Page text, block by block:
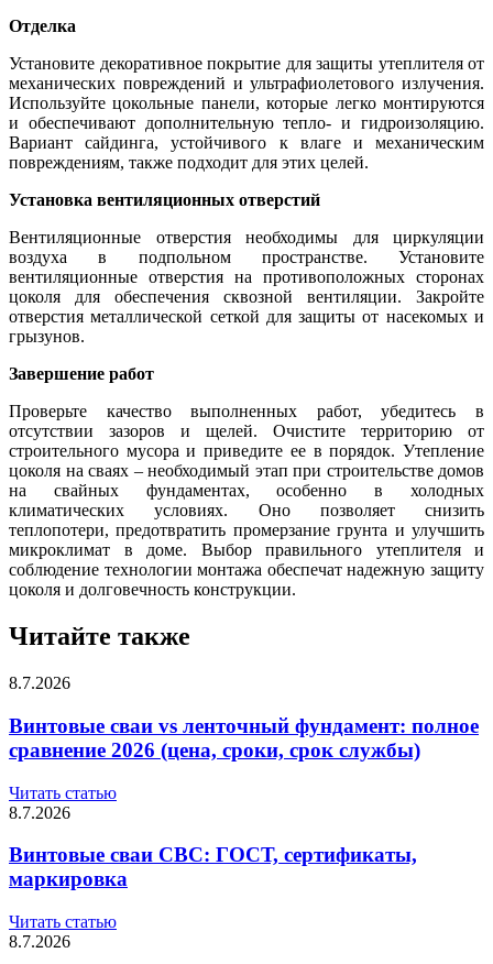
Отделка
Установите декоративное покрытие для защиты утеплителя от
механических повреждений и ультрафиолетового излучения.
Используйте цокольные панели, которые легко монтируются
и обеспечивают дополнительную тепло- и гидроизоляцию.
Вариант сайдинга, устойчивого к влаге и механическим
повреждениям, также подходит для этих целей.
Установка вентиляционных отверстий
Вентиляционные отверстия необходимы для циркуляции
воздуха в подпольном пространстве. Установите
вентиляционные отверстия на противоположных сторонах
цоколя для обеспечения сквозной вентиляции. Закройте
отверстия металлической сеткой для защиты от насекомых и
грызунов.
Завершение работ
Проверьте качество выполненных работ, убедитесь в
отсутствии зазоров и щелей. Очистите территорию от
строительного мусора и приведите ее в порядок. Утепление
цоколя на сваях – необходимый этап при строительстве домов
на свайных фундаментах, особенно в холодных
климатических условиях. Оно позволяет снизить
теплопотери, предотвратить промерзание грунта и улучшить
микроклимат в доме. Выбор правильного утеплителя и
соблюдение технологии монтажа обеспечат надежную защиту
цоколя и долговечность конструкции.
Читайте также
8.7.2026
Винтовые сваи vs ленточный фундамент: полное
сравнение 2026 (цена, сроки, срок службы)
Читать статью
8.7.2026
Винтовые сваи СВС: ГОСТ, сертификаты,
маркировка
Читать статью
8.7.2026